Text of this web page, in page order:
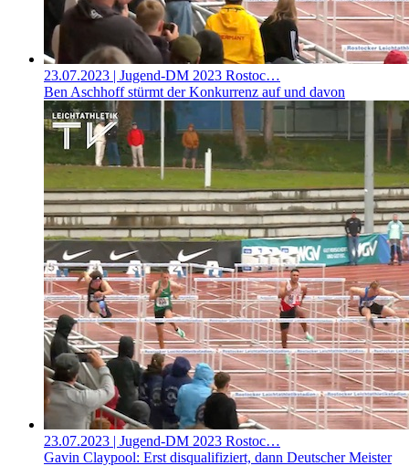
23.07.2023 | Jugend-DM 2023 Rostoc…
Ben Aschhoff stürmt der Konkurrenz auf und davon
23.07.2023 | Jugend-DM 2023 Rostoc…
Gavin Claypool: Erst disqualifiziert, dann Deutscher Meister